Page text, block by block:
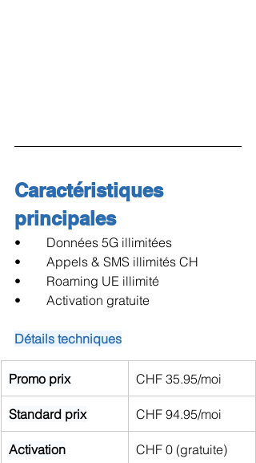
Caractéristiques
principales
•        Données 5G illimitées
•        Appels & SMS illimités CH
•        Roaming UE illimité
•        Activation gratuite
Détails techniques
Promo prix CHF 35.95/moi
Standard prix CHF 94.95/moi
Activation CHF 0 (gratuite)